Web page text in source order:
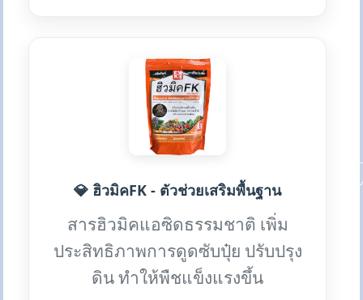
💎 ฮิวมิคFK - ตัวช่วยเสริมพื้นฐาน
สารฮิวมิคแอซิดธรรมชาติ เพิ่ม
ประสิทธิภาพการดูดซับปุ๋ย ปรับปรุง
ดิน ทำให้พืชแข็งแรงขึ้น